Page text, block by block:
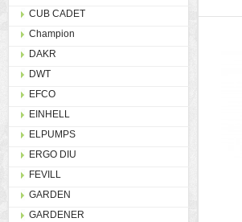
CUB CADET
Champion
DAKR
DWT
EFCO
EINHELL
ELPUMPS
ERGO DIU
FEVILL
GARDEN
GARDENER